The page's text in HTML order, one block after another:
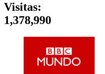
Visitas:
1,378,990